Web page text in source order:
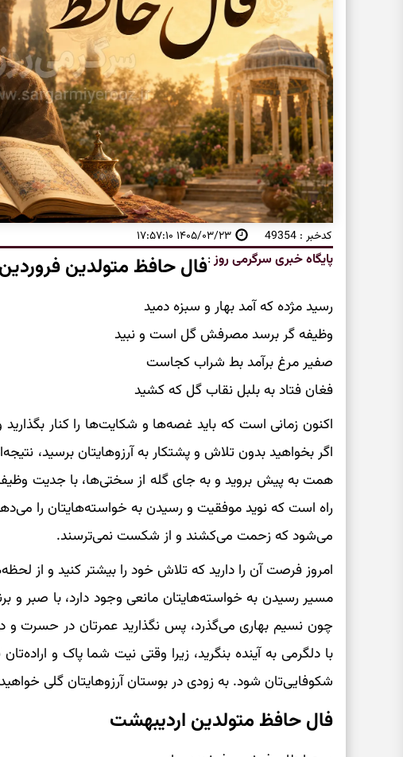
کدخبر : 49354 ۱۴۰۵/۰۳/۲۳ ۱۷:۵۷:۱۰
پایگاه خبری سرگرمی روز:فال حافظ متولدین فروردین
رسید مژده که آمد بهار و سبزه دمید
وظیفه گر برسد مصرفش گل است و نبید
صفیر مرغ برآمد بط شراب کجاست
فغان فتاد به بلبل نقاب گل که کشید
اکنون زمانی است که باید غصه‌ها و شکایت‌ها را کنار بگذارید
اگر بخواهید بدون تلاش و پشتکار به آرزوهایتان برسید،
همت به پیش بروید و به جای گله از سختی‌ها، با جدیت
راه است که نوید موفقیت و رسیدن به خواسته‌هایتان را
می‌شود که زحمت می‌کشند و از شکست نمی‌ترسند.
امروز فرصت آن را دارید که تلاش خود را بیشتر کنید و از
مسیر رسیدن به خواسته‌هایتان مانعی وجود دارد، با صبر و
چون نسیم بهاری می‌گذرد، پس نگذارید عمرتان در حسرت
با دلگرمی به آینده بنگرید، زیرا وقتی نیت شما پاک و
شکوفایی‌تان شود. به زودی در بوستان آرزوهایتان گلی
فال حافظ متولدین اردیبهشت